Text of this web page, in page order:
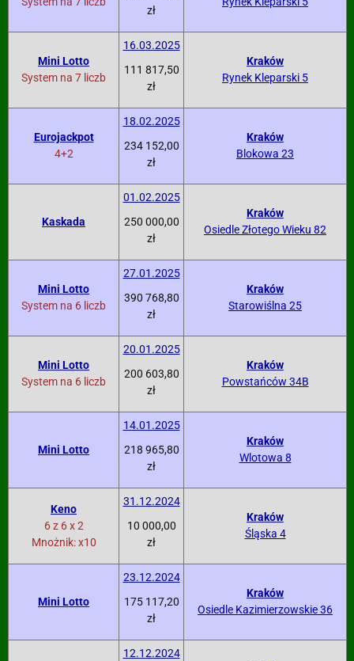
zł
Mini Lotto
System na 7 liczb
16.03.2025
111 817,50
zł
Kraków
Rynek Kleparski 5
Eurojackpot
4+2
18.02.2025
234 152,00
zł
Kraków
Blokowa 23
Kaskada
01.02.2025
250 000,00
zł
Kraków
Osiedle Złotego Wieku 82
Mini Lotto
System na 6 liczb
27.01.2025
390 768,80
zł
Kraków
Starowiślna 25
Mini Lotto
System na 6 liczb
20.01.2025
200 603,80
zł
Kraków
Powstańców 34B
Mini Lotto
14.01.2025
218 965,80
zł
Kraków
Wlotowa 8
Keno
6 z 6 x 2
Mnożnik: x10
31.12.2024
10 000,00
zł
Kraków
Śląska 4
Mini Lotto
23.12.2024
175 117,20
zł
Kraków
Osiedle Kazimierzowskie 36
12.12.2024